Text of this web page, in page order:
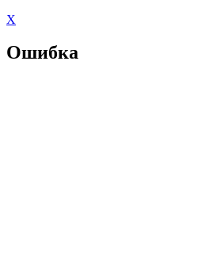
X
Ошибка